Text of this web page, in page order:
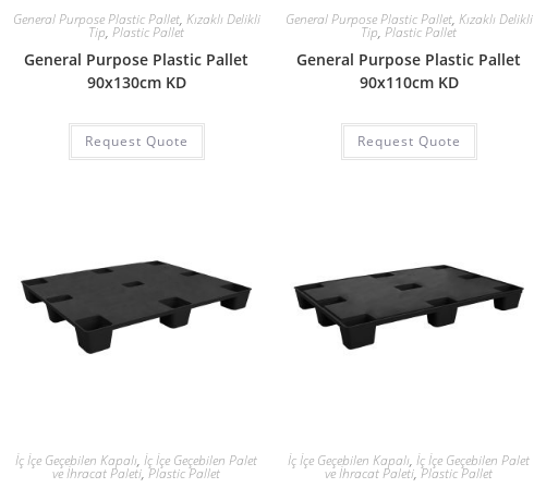
General Purpose Plastic Pallet, Kızaklı Delikli
Tip, Plastic Pallet
General Purpose Plastic Pallet
90x130cm KD
Request Quote
General Purpose Plastic Pallet, Kızaklı Delikli
Tip, Plastic Pallet
General Purpose Plastic Pallet
90x110cm KD
Request Quote
İç İçe Geçebilen Kapalı, İç İçe Geçebilen Palet
ve İhracat Paleti, Plastic Pallet
İç İçe Geçebilen Kapalı, İç İçe Geçebilen Palet
ve İhracat Paleti, Plastic Pallet